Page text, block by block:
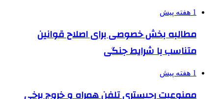
1 هفته پیش
مطالبه بخش خصوصی برای اصلاح قوانین
متناسب با شرایط جنگی
1 هفته پیش
ممنوعیت رجیستری تلفن همراه و خروج برخی